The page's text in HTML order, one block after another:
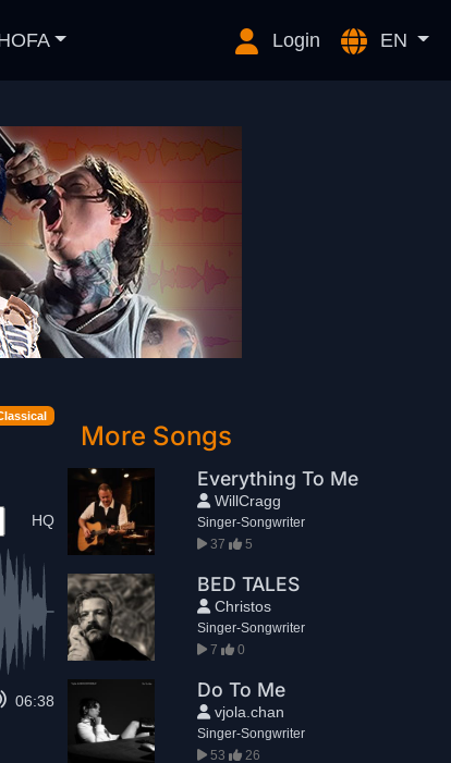
Login EN
HQ
06:38
More Songs
Everything To Me
WillCragg
Singer-Songwriter
37
5
BED TALES
Christos
Singer-Songwriter
7
0
Do To Me
vjola.chan
Singer-Songwriter
53
26